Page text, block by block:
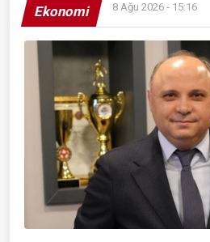
Ekonomi 8 Ağu 2026 - 15:16